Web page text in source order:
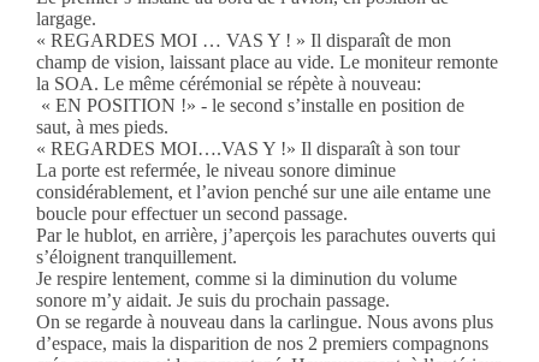
largage.
« REGARDES MOI … VAS Y ! » Il disparaît de mon
champ de vision, laissant place au vide. Le moniteur remonte
la SOA. Le même cérémonial se répète à nouveau:
« EN POSITION !» - le second s’installe en position de
saut, à mes pieds.
« REGARDES MOI….VAS Y !» Il disparaît à son tour
La porte est refermée, le niveau sonore diminue
considérablement, et l’avion penché sur une aile entame une
boucle pour effectuer un second passage.
Par le hublot, en arrière, j’aperçois les parachutes ouverts qui
s’éloignent tranquillement.
Je respire lentement, comme si la diminution du volume
sonore m’y aidait. Je suis du prochain passage.
On se regarde à nouveau dans la carlingue. Nous avons plus
d’espace, mais la disparition de nos 2 premiers compagnons